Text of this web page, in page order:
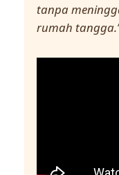
tanpa
rumah